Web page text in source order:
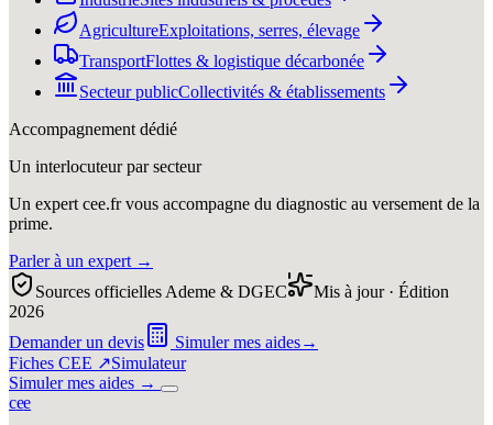
AgricultureExploitations, serres, élevage
TransportFlottes & logistique décarbonée
Secteur publicCollectivités & établissements
Accompagnement dédié
Un interlocuteur par secteur
Un expert cee.fr vous accompagne du diagnostic au versement de la
prime.
Parler à un expert →
Sources officielles Ademe & DGEC
Mis à jour · Édition
2026
Demander un devis
Simuler mes aides→
Fiches CEE ↗Simulateur
Simuler mes aides →
cee